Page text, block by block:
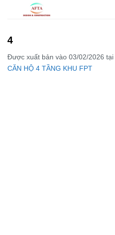
dung
4
Được xuất bản vào 03/02/2026 tại
CĂN HỘ 4 TẦNG KHU FPT